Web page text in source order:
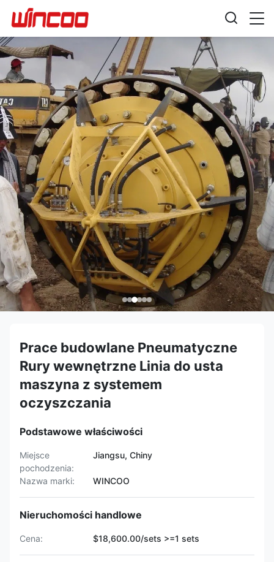
Prace budowlane Pneumatyczne
Rury wewnętrzne Linia do usta
maszyna z systemem
oczyszczania
Podstawowe właściwości
Miejsce
pochodzenia:
Jiangsu, Chiny
Nazwa marki: WINCOO
Nieruchomości handlowe
Cena: $18,600.00/sets >=1 sets